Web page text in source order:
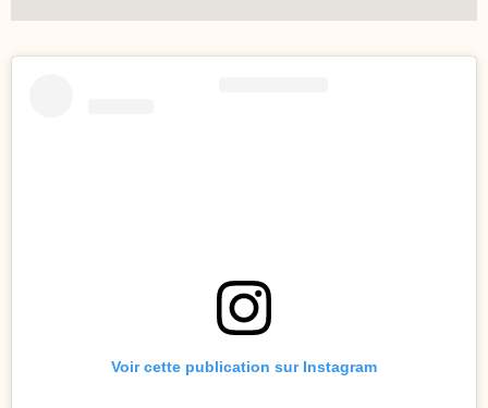
Voir cette publication sur Instagram